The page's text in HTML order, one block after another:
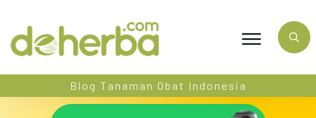
Blog Tanaman Obat Indonesia